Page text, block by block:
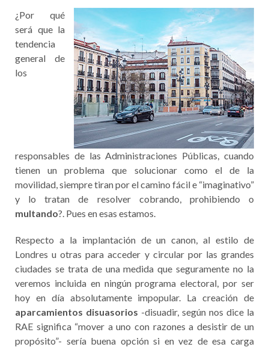
¿Por qué
será que la
tendencia
general de
los
responsables de las Administraciones Públicas, cuando
tienen un problema que solucionar como el de la
movilidad, siempre tiran por el camino fácil e “imaginativo”
y lo tratan de resolver cobrando, prohibiendo o
multando?. Pues en esas estamos.
Respecto a la implantación de un canon, al estilo de
Londres u otras para acceder y circular por las grandes
ciudades se trata de una medida que seguramente no la
veremos incluida en ningún programa electoral, por ser
hoy en día absolutamente impopular. La creación de
aparcamientos disuasorios -disuadir, según nos dice la
RAE significa “mover a uno con razones a desistir de un
propósito”- sería buena opción si en vez de esa carga